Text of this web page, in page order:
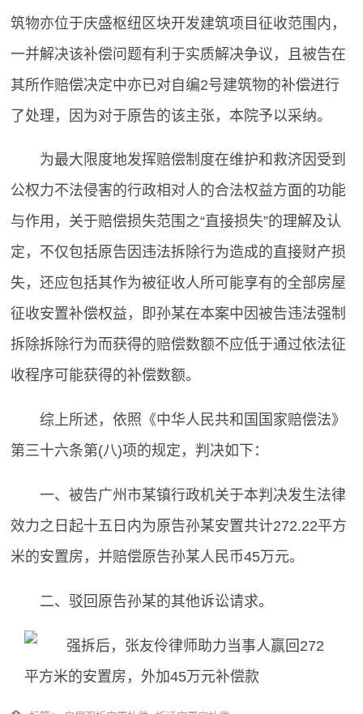
筑物亦位于庆盛枢纽区块开发建筑项目征收范围内，
一并解决该补偿问题有利于实质解决争议，且被告在
其所作赔偿决定中亦已对自编2号建筑物的补偿进行
了处理，因为对于原告的该主张，本院予以采纳。
为最大限度地发挥赔偿制度在维护和救济因受到
公权力不法侵害的行政相对人的合法权益方面的功能
与作用，关于赔偿损失范围之“直接损失”的理解及认
定，不仅包括原告因违法拆除行为造成的直接财产损
失，还应包括其作为被征收人所可能享有的全部房屋
征收安置补偿权益，即孙某在本案中因被告违法强制
拆除拆除行为而获得的赔偿数额不应低于通过依法征
收程序可能获得的补偿数额。
综上所述，依照《中华人民共和国国家赔偿法》
第三十六条第(八)项的规定，判决如下：
一、被告广州市某镇行政机关于本判决发生法律
效力之日起十五日内为原告孙某安置共计272.22平方
米的安置房，并赔偿原告孙某人民币45万元。
二、驳回原告孙某的其他诉讼请求。